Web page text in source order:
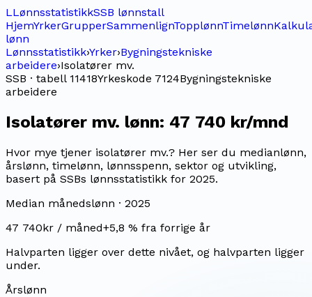
LLønnsstatistikkSSB lønnstall
HjemYrkerGrupperSammenlignTopplønnTimelønn
lønn
Lønnsstatistikk›Yrker›Bygningstekniske
arbeidere›Isolatører mv.
SSB · tabell 11418Yrkeskode 7124Bygningstekniske
arbeidere
Isolatører mv. lønn: 47 740 kr/mnd
Hvor mye tjener isolatører mv.? Her ser du medianlønn,
årslønn, timelønn, lønnsspenn, sektor og utvikling,
basert på SSBs lønnsstatistikk for 2025.
Median månedslønn · 2025
47 740kr / måned+5,8 % fra forrige år
Halvparten ligger over dette nivået, og halvparten ligger
under.
Årslønn